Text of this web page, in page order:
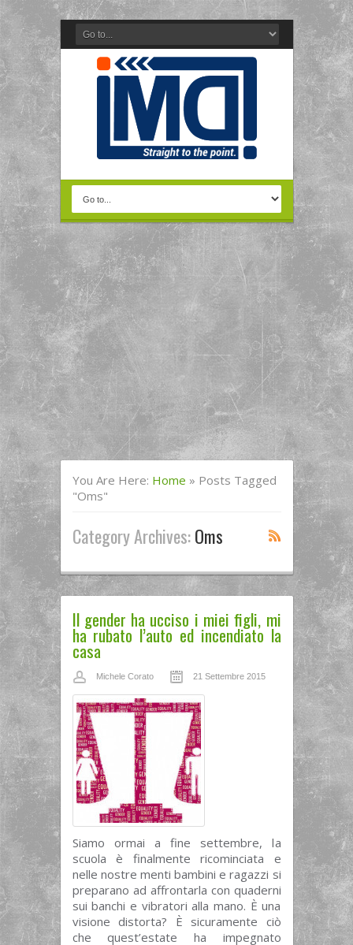
You Are Here: Home » Posts Tagged
"oms"
Category Archives:Oms
Il gender ha ucciso i miei figli, mi
ha rubato l’auto ed incendiato la
casa
Michele Corato 21 Settembre 2015
Siamo ormai a fine settembre, la
scuola è finalmente ricominciata e
nelle nostre menti bambini e ragazzi si
preparano ad affrontarla con quaderni
sui banchi e vibratori alla mano. È una
visione distorta? È sicuramente ciò
che quest’estate ha impegnato